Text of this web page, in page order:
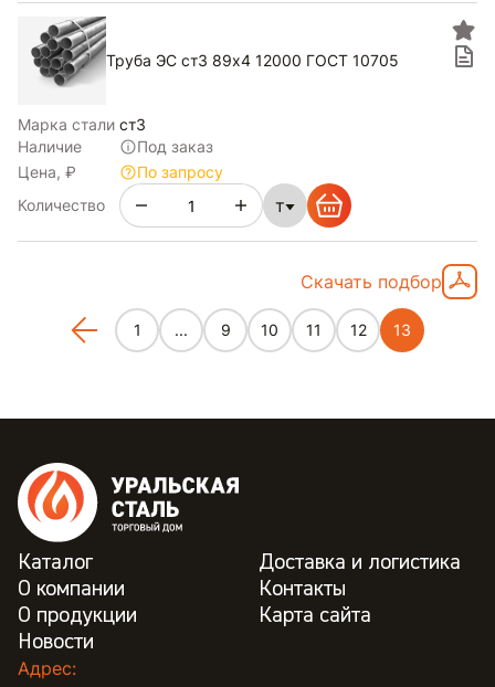
Труба ЭС ст3 89х4 12000 ГОСТ 10705
Марка стали ст3
Наличие
Под заказ
Цена, ₽
По запросу
Количество
т
Скачать подбор
1 ... 9 10 11 12 13
Каталог
О компании
О продукции
Новости
Доставка и логистика
Контакты
Карта сайта
Адрес: